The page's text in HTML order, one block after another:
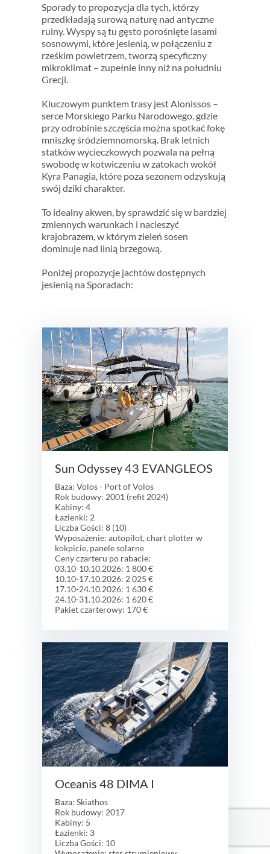
Sporady to propozycja dla tych, którzy
przedkładają surową naturę nad antyczne
ruiny. Wyspy są tu gęsto porośnięte lasami
sosnowymi, które jesienią, w połączeniu z
rześkim powietrzem, tworzą specyficzny
mikroklimat – zupełnie inny niż na południu
Grecji.
Kluczowym punktem trasy jest Alonissos –
serce Morskiego Parku Narodowego, gdzie
przy odrobinie szczęścia można spotkać fokę
mniszkę śródziemnomorską. Brak letnich
statków wycieczkowych pozwala na pełną
swobodę w kotwiczeniu w zatokach wokół
Kyra Panagia, które poza sezonem odzyskują
swój dziki charakter.
To idealny akwen, by sprawdzić się w bardziej
zmiennych warunkach i nacieszyć
krajobrazem, w którym zieleń sosen
dominuje nad linią brzegową.
Poniżej propozycje jachtów dostępnych
jesienią na Sporadach:
Sun Odyssey 43 EVANGLEOS
Baza: Volos - Port of Volos
Rok budowy: 2001 (refit 2024)
Kabiny: 4
Łazienki: 2
Liczba Gości: 8 (10)
Wyposażenie: autopilot, chart plotter w
kokpicie, panele solarne
Ceny czarteru po rabacie:
03.10-10.10.2026: 1 800 €
10.10-17.10.2026: 2 025 €
17.10-24.10.2026: 1 630 €
24.10-31.10.2026: 1 620 €
Pakiet czarterowy: 170 €
Oceanis 48 DIMA I
Baza: Skiathos
Rok budowy: 2017
Kabiny: 5
Łazienki: 3
Liczba Gości: 10